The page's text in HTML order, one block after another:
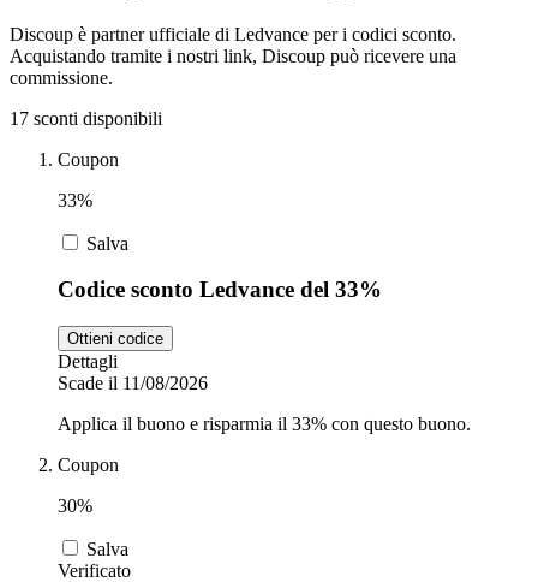
Privé by
Zalando
adidas
Unieuro
Salute e
Discoup è partner ufficiale di Ledvance per i codici sconto.
Acquistando tramite i nostri link, Discoup può ricevere una
commissione.
17 sconti disponibili
Coupon
33%
Salva
Codice sconto Ledvance del 33%
Ottieni codice
Dettagli
Scade il 11/08/2026
Applica il buono e risparmia il 33% con questo buono.
Coupon
30%
Salva
Verificato